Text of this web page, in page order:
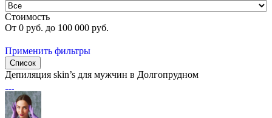
Стоимость
От 0 руб. до 100 000 руб.
Применить фильтры
Список
Депиляция skin’s для мужчин в Долгопрудном